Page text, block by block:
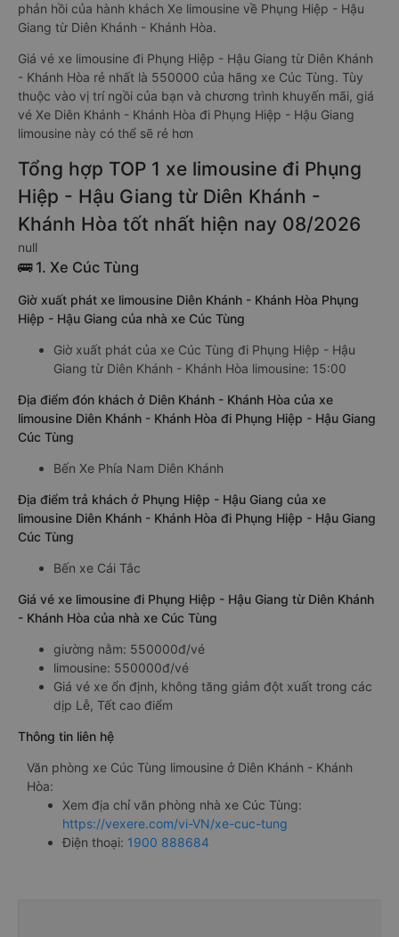
phản hồi của hành khách Xe limousine về Phụng Hiệp - Hậu
Giang từ Diên Khánh - Khánh Hòa.
Giá vé xe limousine đi Phụng Hiệp - Hậu Giang từ Diên Khánh
- Khánh Hòa rẻ nhất là 550000 của hãng xe Cúc Tùng. Tùy
thuộc vào vị trí ngồi của bạn và chương trình khuyến mãi, giá
vé Xe Diên Khánh - Khánh Hòa đi Phụng Hiệp - Hậu Giang
limousine này có thể sẽ rẻ hơn
Tổng hợp TOP 1 xe limousine đi Phụng
Hiệp - Hậu Giang từ Diên Khánh -
Khánh Hòa tốt nhất hiện nay 08/2026
null
🚌 1. Xe Cúc Tùng
Giờ xuất phát xe limousine Diên Khánh - Khánh Hòa Phụng
Hiệp - Hậu Giang của nhà xe Cúc Tùng
Giờ xuất phát của xe Cúc Tùng đi Phụng Hiệp - Hậu
Giang từ Diên Khánh - Khánh Hòa limousine: 15:00
Địa điểm đón khách ở Diên Khánh - Khánh Hòa của xe
limousine Diên Khánh - Khánh Hòa đi Phụng Hiệp - Hậu Giang
Cúc Tùng
Bến Xe Phía Nam Diên Khánh
Địa điểm trả khách ở Phụng Hiệp - Hậu Giang của xe
limousine Diên Khánh - Khánh Hòa đi Phụng Hiệp - Hậu Giang
Cúc Tùng
Bến xe Cái Tắc
Giá vé xe limousine đi Phụng Hiệp - Hậu Giang từ Diên Khánh
- Khánh Hòa của nhà xe Cúc Tùng
giường nằm: 550000đ/vé
limousine: 550000đ/vé
Giá vé xe ổn định, không tăng giảm đột xuất trong các
dịp Lễ, Tết cao điểm
Thông tin liên hệ
Văn phòng xe Cúc Tùng limousine ở Diên Khánh - Khánh
Hòa:
Xem địa chỉ văn phòng nhà xe Cúc Tùng:
https://vexere.com/vi-VN/xe-cuc-tung
Điện thoại: 1900 888684